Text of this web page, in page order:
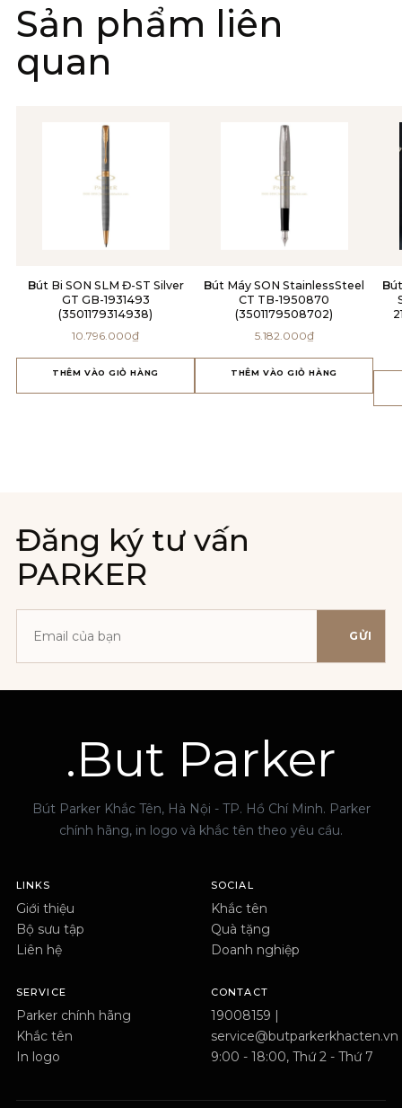
Sản phẩm liên
quan
Bút Bi SON SLM Đ-ST Silver
GT GB-1931493
(3501179314938)
10.796.000₫
THÊM VÀO GIỎ HÀNG
Bút Máy SON StainlessSteel
CT TB-1950870
(3501179508702)
5.182.000₫
THÊM VÀO GIỎ HÀNG
Bút Lông Bi Cao Cấp Parker
Đăng ký tư vấn
PARKER
GỬI
.But Parker
Bút Parker Khắc Tên, Hà Nội - TP. Hồ Chí Minh. Parker
chính hãng, in logo và khắc tên theo yêu cầu.
LINKS
Giới thiệu
Bộ sưu tập
Liên hệ
SOCIAL
Khắc tên
Quà tặng
Doanh nghiệp
SERVICE
Parker chính hãng
Khắc tên
In logo
CONTACT
19008159 |
service@butparkerkhacten.vn
9:00 - 18:00, Thứ 2 - Thứ 7